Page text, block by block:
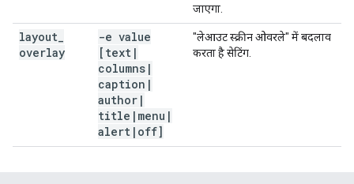
जाएगा.
layout
overlay
-e value
[text |
columns |
caption |
author |
title | menu |
alert | off]
"लेआउट स्क्रीन ओवरले" में बदलाव
करता है सेटिंग.